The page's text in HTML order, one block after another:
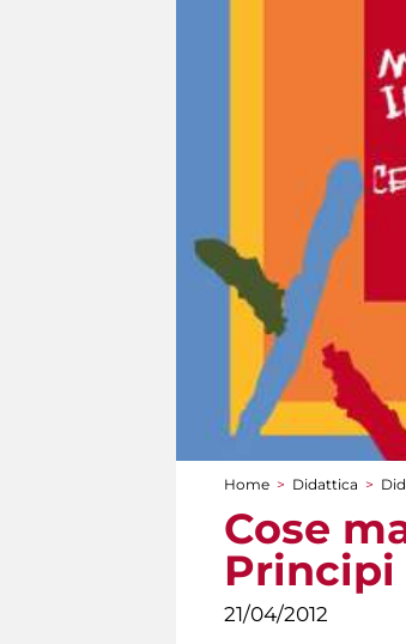
Tu sei qui
Home > Didattica >
Cose
Principi
21/04/2012